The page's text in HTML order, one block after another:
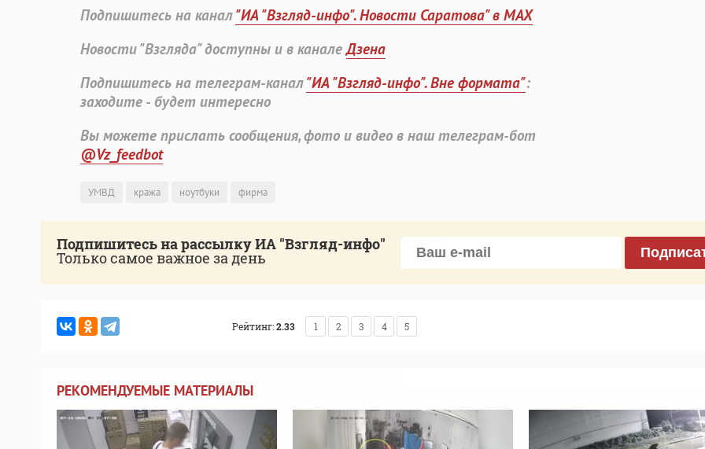
Подпишитесь на канал"ИА "Взгляд-инфо". Новости Саратова" в MAX
Новости "Взгляда" доступны и в каналеДзена
Подпишитесь на телеграм-канал"ИА "Взгляд-инфо". Вне формата":
заходите - будет интересно
Вы можете прислать сообщения, фото и видео в наш телеграм-бот
@Vz_feedbot
УМВД кража ноутбуки фирма
Подпишитесь на рассылку ИА "Взгляд-инфо"
Только самое важное за день
Рейтинг:2.33 1 2 3 4 5
РЕКОМЕНДУЕМЫЕ МАТЕРИАЛЫ